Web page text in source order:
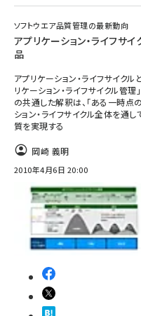
ソフトウエア品質管理の最新動向
アプリケーション・ライフサ
品
アプリケーション・ライフサイク
リケーション・ライフサイクル管
の共通した解釈は、「ある一時点
ション・ライフサイクル全体を通
質を実現する
岡崎 義明
2010年4月6日 20:00